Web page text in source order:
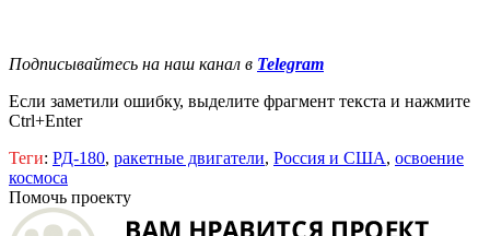
Подписывайтесь на наш канал в Telegram
Если заметили ошибку, выделите фрагмент текста и нажмите
Ctrl+Enter
Теги: РД-180, ракетные двигатели, Россия и США, освоение
космоса
Помочь проекту